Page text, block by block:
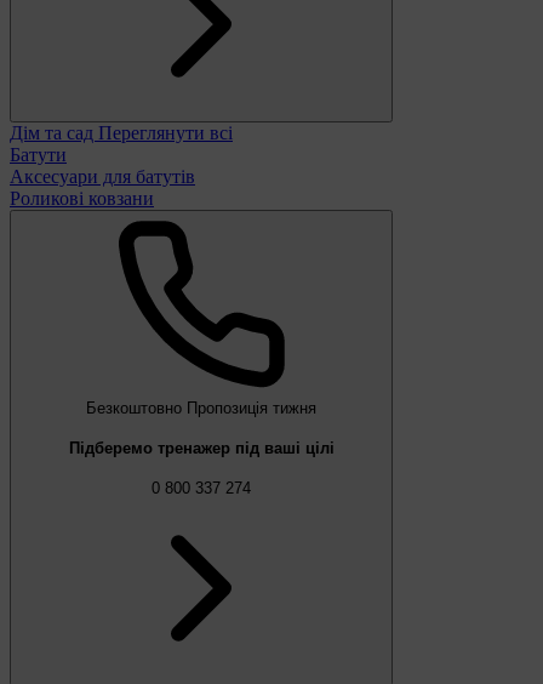
Дім та сад Переглянути всі
Батути
Аксесуари для батутів
Роликові ковзани
Безкоштовно Пропозиція тижня
Підберемо тренажер під ваші цілі
0 800 337 274